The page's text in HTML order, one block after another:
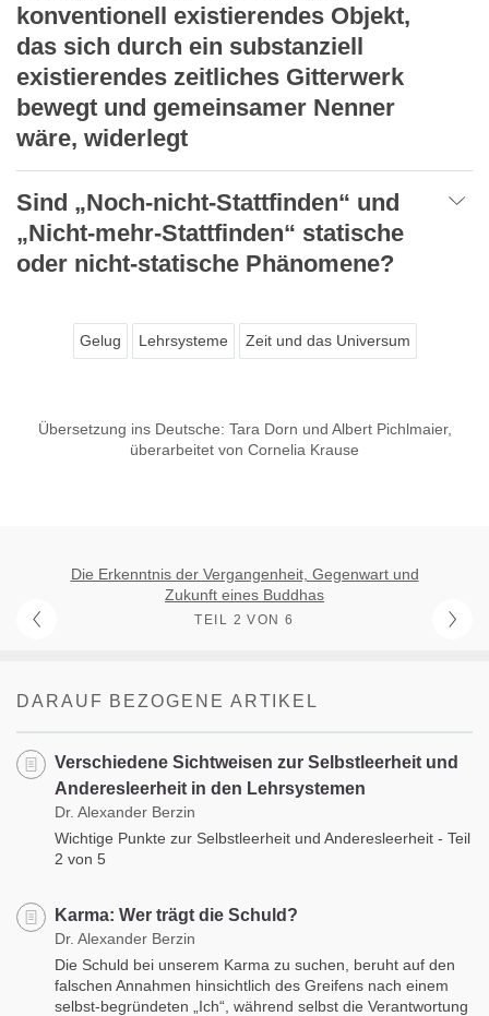
konventionell existierendes Objekt,
das sich durch ein substanziell
existierendes zeitliches Gitterwerk
bewegt und gemeinsamer Nenner
wäre, widerlegt
Sind „Noch-nicht-Stattfinden“ und
„Nicht-mehr-Stattfinden“ statische
oder nicht-statische Phänomene?
Gelug Lehrsysteme Zeit und das Universum
Übersetzung ins Deutsche: Tara Dorn und Albert Pichlmaier,
überarbeitet von Cornelia Krause​
Die Erkenntnis der Vergangenheit, Gegenwart und
Zukunft eines Buddhas
TEIL 2 VON 6
DARAUF BEZOGENE ARTIKEL
Verschiedene Sichtweisen zur Selbstleerheit und
Anderesleerheit in den Lehrsystemen
Dr. Alexander Berzin
Wichtige Punkte zur Selbstleerheit und Anderesleerheit - Teil
2 von 5
Karma: Wer trägt die Schuld?
Dr. Alexander Berzin
Die Schuld bei unserem Karma zu suchen, beruht auf den
falschen Annahmen hinsichtlich des Greifens nach einem
selbst-begründeten „Ich“, während selbst die Verantwortung